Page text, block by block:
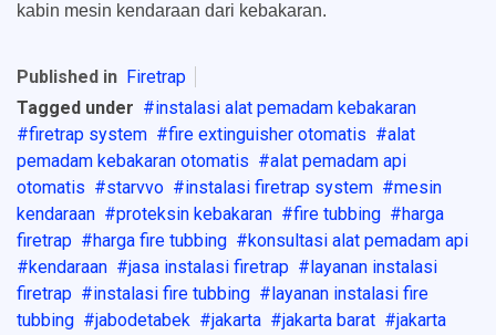
kabin mesin kendaraan dari kebakaran.
Published in Firetrap
Tagged under
instalasi alat pemadam kebakaran
firetrap system
fire extinguisher otomatis
alat
pemadam kebakaran otomatis
alat pemadam api
otomatis
starvvo instalasi firetrap system
mesin
kendaraan
proteksin kebakaran fire tubbing
harga
firetrap
harga fire tubbing
konsultasi alat pemadam api
kendaraan
jasa instalasi firetrap
layanan instalasi
firetrap
instalasi fire tubbing
layanan instalasi fire
tubbing
jabodetabek jakarta jakarta barat
jakarta